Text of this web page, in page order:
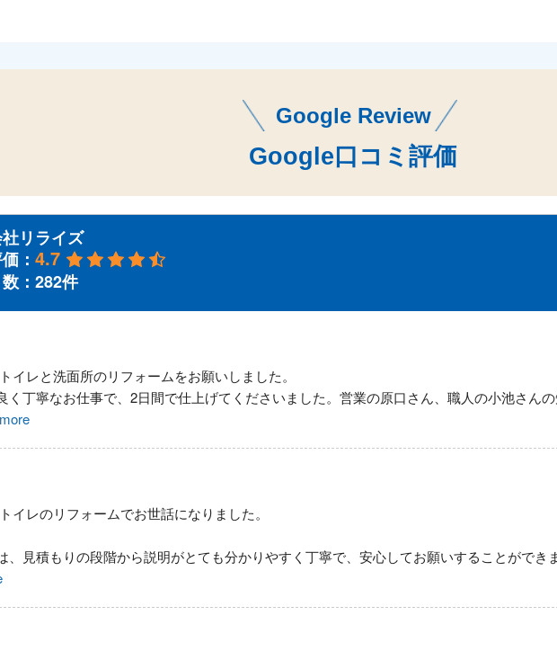
Google Review
Google口コミ評価
リライズ
： 4.7
：282件
トイレと洗面所のリフォームをお願いしました。
く丁寧なお仕事で、2日間で仕上げてくださいました。営業の原口さん、職人の小池さんの
トイレのリフォームでお世話になりました。
、見積もりの段階から説明がとても分かりやすく丁寧で、安心してお願いすることがで